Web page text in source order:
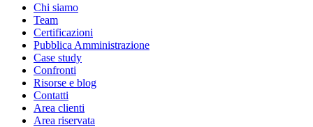
Chi siamo
Team
Certificazioni
Pubblica Amministrazione
Case study
Confronti
Risorse e blog
Contatti
Area clienti
Area riservata